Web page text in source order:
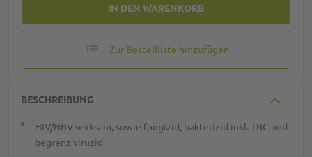
IN DEN WARENKORB
Zur Bestellliste hinzufügen
BESCHREIBUNG
HIV/HBV wirksam, sowie fungizid, bakterizid inkl. TBC und
begrenz viruzid